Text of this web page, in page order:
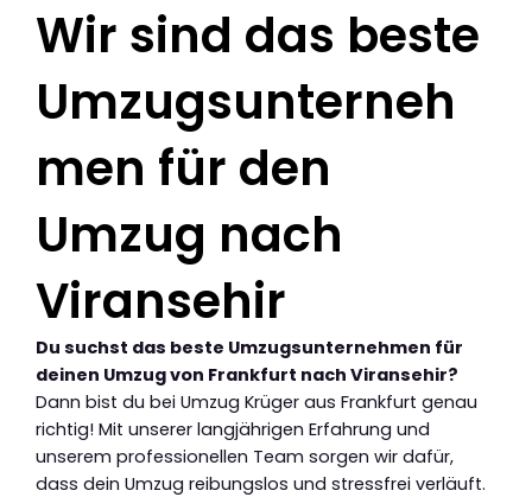
Wir sind das beste
Umzugsunterneh
men für den
Umzug nach
Viransehir
Du suchst das beste Umzugsunternehmen für
deinen Umzug von Frankfurt nach Viransehir?
Dann bist du bei Umzug Krüger aus Frankfurt genau
richtig! Mit unserer langjährigen Erfahrung und
unserem professionellen Team sorgen wir dafür,
dass dein Umzug reibungslos und stressfrei verläuft.